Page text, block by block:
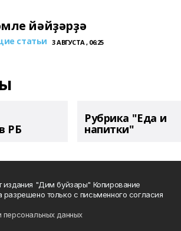
йәйҙәрҙә
статьи 3 АВГУСТА , 06:25
РБ
Рубрика "Еда и
напитки"
"Дим буйзары" Копирование
только с письменного согласия
данных